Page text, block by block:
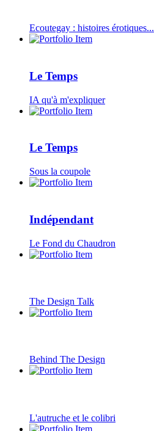
Ecoutegay : histoires érotiques...
Le Temps
IA qu'à m'expliquer
Le Temps
Sous la coupole
Indépendant
Le Fond du Chaudron
The Design Talk
Behind The Design
L'autruche et le colibri